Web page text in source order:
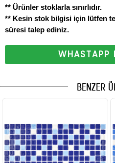
** Ürünler stoklarla sınırlıdır.
** Kesin stok bilgisi için lütfen
süresi talep ediniz.
WHASTAPP
BENZER